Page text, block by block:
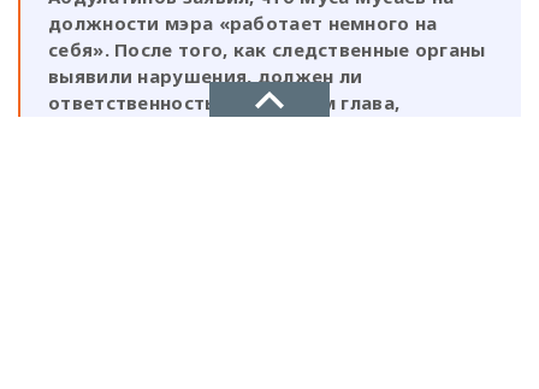
должности мэра «работает немного на
себя». После того, как следственные органы
выявили нарушения, должен ли
ответственность нести и сам глава,